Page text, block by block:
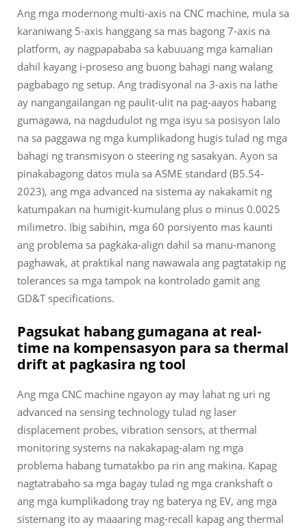
Ang mga modernong multi-axis na CNC machine, mula sa
karaniwang 5-axis hanggang sa mas bagong 7-axis na
platform, ay nagpapababa sa kabuuang mga kamalian
dahil kayang i-proseso ang buong bahagi nang walang
pagbabago ng setup. Ang tradisyonal na 3-axis na lathe
ay nangangailangan ng paulit-ulit na pag-aayos habang
gumagawa, na nagdudulot ng mga isyu sa posisyon lalo
na sa paggawa ng mga kumplikadong hugis tulad ng mga
bahagi ng transmisyon o steering ng sasakyan. Ayon sa
pinakabagong datos mula sa ASME standard (B5.54-
2023), ang mga advanced na sistema ay nakakamit ng
katumpakan na humigit-kumulang plus o minus 0.0025
milimetro. Ibig sabihin, mga 60 porsiyento mas kaunti
ang problema sa pagkaka-align dahil sa manu-manong
paghawak, at praktikal nang nawawala ang pagtatakip ng
tolerances sa mga tampok na kontrolado gamit ang
GD&T specifications.
Pagsukat habang gumagana at real-
time na kompensasyon para sa thermal
drift at pagkasira ng tool
Ang mga CNC machine ngayon ay may lahat ng uri ng
advanced na sensing technology tulad ng laser
displacement probes, vibration sensors, at thermal
monitoring systems na nakakapag-alam ng mga
problema habang tumatakbo pa rin ang makina. Kapag
nagtatrabaho sa mga bagay tulad ng mga crankshaft o
ang mga kumplikadong tray ng baterya ng EV, ang mga
sistemang ito ay maaaring mag-recall kapag ang thermal